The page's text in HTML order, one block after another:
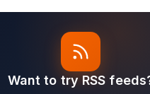
Want to try RSS